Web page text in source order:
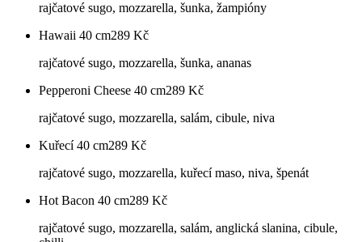
rajčatové sugo, mozzarella, šunka, žampióny
Hawaii 40 cm289 Kč
rajčatové sugo, mozzarella, šunka, ananas
Pepperoni Cheese 40 cm289 Kč
rajčatové sugo, mozzarella, salám, cibule, niva
Kuřecí 40 cm289 Kč
rajčatové sugo, mozzarella, kuřecí maso, niva, špenát
Hot Bacon 40 cm289 Kč
rajčatové sugo, mozzarella, salám, anglická slanina, cibule,